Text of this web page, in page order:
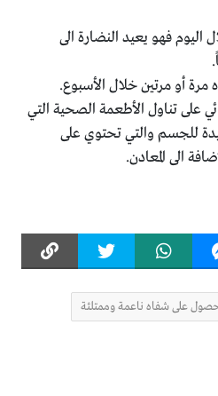
اليوم فهو يعيد النضارة الى
مرة أو مرتين خلال الأسبوع.
على تناول الأطعمة الصحية التي
للجسم والتي تحتوي على
الى المعادن.
على شفاه ناعمة وممتلئة